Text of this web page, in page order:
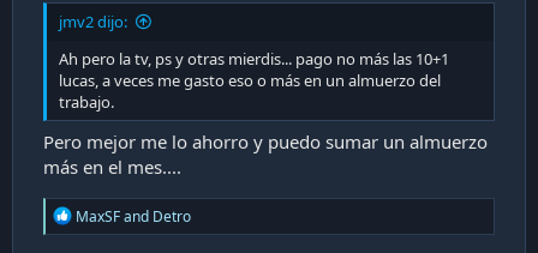
jmv2 dijo:
Ah pero la tv, ps y otras mierdis... pago no más las 10+1
lucas, a veces me gasto eso o más en un almuerzo del
trabajo.
Pero mejor me lo ahorro y puedo sumar un almuerzo
más en el mes....
R
e
MaxSFand Detro